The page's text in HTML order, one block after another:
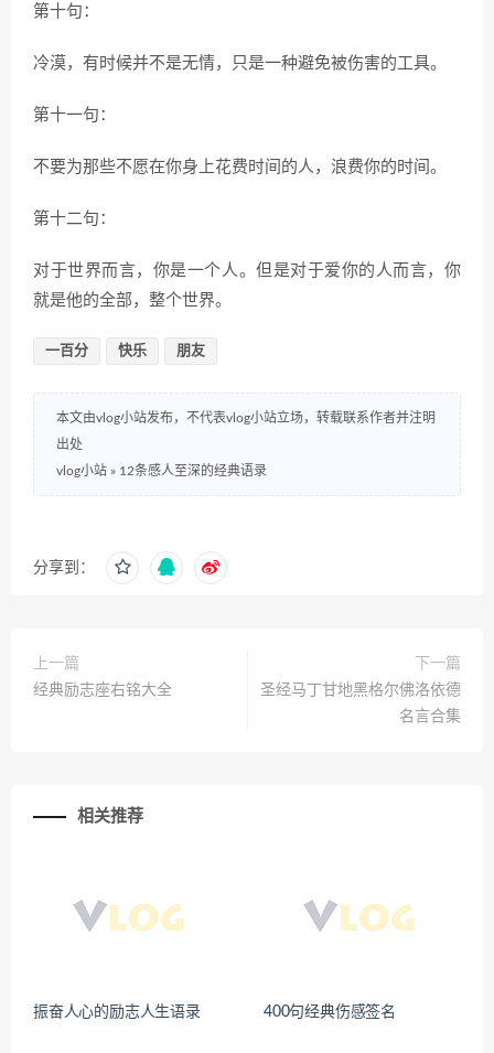
第十句：
冷漠，有时候并不是无情，只是一种避免被伤害的工具。
第十一句：
不要为那些不愿在你身上花费时间的人，浪费你的时间。
第十二句：
对于世界而言，你是一个人。但是对于爱你的人而言，你
就是他的全部，整个世界。
一百分 快乐 朋友
本文由vlog小站发布，不代表vlog小站立场，转载联系作者并注明
出处
vlog小站 » 12条感人至深的经典语录
分享到：
上一篇
经典励志座右铭大全
下一篇
圣经马丁甘地黑格尔佛洛依德
名言合集
相关推荐
振奋人心的励志人生语录 400句经典伤感签名